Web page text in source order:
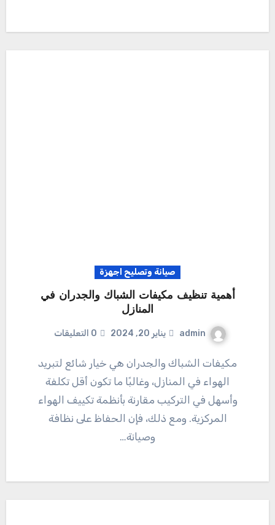
صيانة وتصليح اجهزة
أهمية تنظيف مكيفات الشباك والجدران في
المنازل
admin يناير 20, 2024 0 التعليقات
مكيفات الشباك والجدران هي خيار شائع لتبريد
الهواء في المنازل، وغالبًا ما تكون أقل تكلفة
وأسهل في التركيب مقارنة بأنظمة تكييف الهواء
المركزية. ومع ذلك، فإن الحفاظ على نظافة
وصيانة…